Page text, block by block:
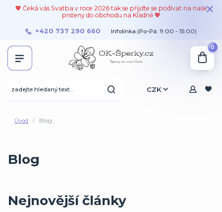
💖 Čeká vás Svatba v roce 2026 tak se přijďte se podívat na naše
prsteny do obchodu na Kladně 💖
CZK
+420 737 290 660 Infolinka:(Po-Pá: 9:00 - 15:00)
0
Úvod Blog
Blog
Nejnovější články